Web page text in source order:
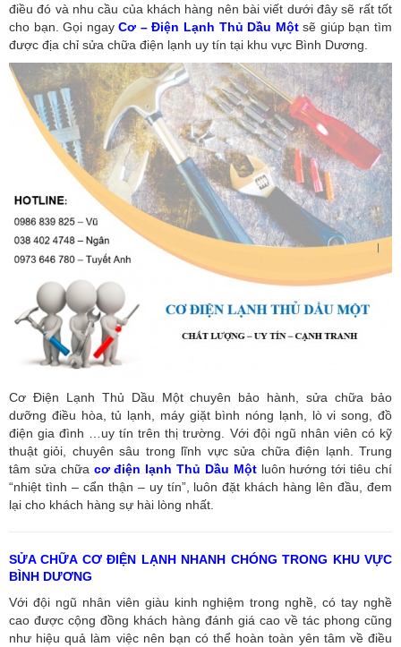
điều đó và nhu cầu của khách hàng nên bài viết dưới đây sẽ rất tốt
cho bạn. Gọi ngayCơ – Điện Lạnh Thủ Dầu Một sẽ giúp bạn tìm
được địa chỉ sửa chữa điện lạnh uy tín tại khu vực Bình Dương.
Cơ Điện Lạnh Thủ Dầu Một chuyên bảo hành, sửa chữa bảo
dưỡng điều hòa, tủ lạnh, máy giặt bình nóng lạnh, lò vi song, đồ
điện gia đình …uy tín trên thị trường. Với đội ngũ nhân viên có kỹ
thuật giỏi, chuyên sâu trong lĩnh vực sửa chữa điện lạnh. Trung
tâm sửa chữa cơ điện lạnh Thủ Dầu Mộtluôn hướng tới tiêu chí
“nhiệt tình – cẩn thận – uy tín”, luôn đặt khách hàng lên đầu, đem
lại cho khách hàng sự hài lòng nhất.
SỬA CHỮA CƠ ĐIỆN LẠNH NHANH CHÓNG TRONG KHU VỰC
BÌNH DƯƠNG
Với đội ngũ nhân viên giàu kinh nghiệm trong nghề, có tay nghề
cao được cộng đồng khách hàng đánh giá cao về tác phong cũng
như hiệu quả làm việc nên bạn có thể hoàn toàn yên tâm về điều